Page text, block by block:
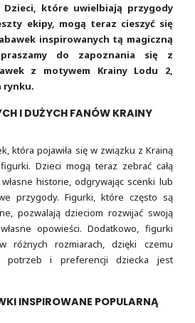
Dzieci, które uwielbiają przygody
ekipy, mogą teraz cieszyć się
inspirowanych tą magiczną
do zapoznania się z
z motywem Krainy Lodu 2,
rynku.
I DUŻYCH FANÓW KRAINY
która pojawiła się w związku z Krainą
Dzieci mogą teraz zebrać całą
historie, odgrywając scenki lub
przygody. Figurki, które często są
pozwalają dzieciom rozwijać swoją
opowieści. Dodatkowo, figurki
różnych rozmiarach, dzięki czemu
potrzeb i preferencji dziecka jest
INSPIROWANE POPULARNĄ